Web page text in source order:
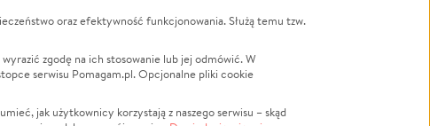
LGBTQ+
Powódź
Wichura
Religia
oraz efektywność funkcjonowania. Służą temu tzw.
zgodę na ich stosowanie lub jej odmówić. W
serwisu Pomagam.pl. Opcjonalne pliki cookie
jak użytkownicy korzystają z naszego serwisu – skąd